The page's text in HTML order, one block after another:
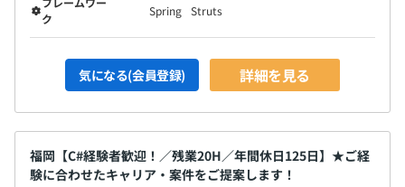
ク
Spring Struts
気になる(会員登録) 詳細を見る
福岡【C#経験者歓迎！／残業20H／年間休日125日】★ご経
験に合わせたキャリア・案件をご提案します！